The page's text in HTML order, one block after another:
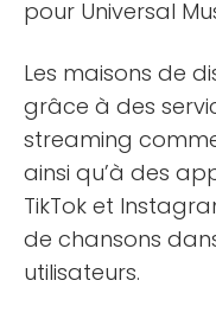
pour Universal
Les maisons de
grâce à des
streaming
ainsi qu’à des
TikTok et
de chansons
utilisateurs.